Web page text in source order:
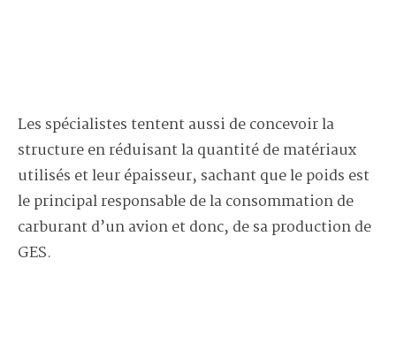
Les spécialistes tentent aussi de concevoir la
structure en réduisant la quantité de matériaux
utilisés et leur épaisseur, sachant que le poids est
le principal responsable de la consommation de
carburant d’un avion et donc, de sa production de
GES.